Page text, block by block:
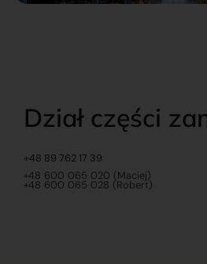
Dział części
+48 89 762 17 39
+48 600 065 020 (Maciej)
+48 600 065 028 (Robert)